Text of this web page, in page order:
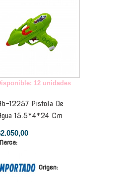
12 unidades
12257 Pistola De
15.5*4*24 Cm
Origen: